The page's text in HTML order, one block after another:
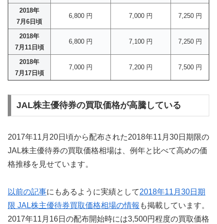
2018年
7月6日頃
6,800 円 7,000 円 7,250 円
2018年
7月11日頃
6,800 円 7,100 円 7,250 円
2018年
7月17日頃
7,000 円 7,200 円 7,500 円
JAL株主優待券の買取価格が高騰している
2017年11月20日頃から配布された2018年11月30日期限の
JAL株主優待券の買取価格相場は、例年と比べて高めの価
格推移を見せています。
以前の記事にもあるように実績として2018年11月30日期
限 JAL株主優待券買取価格相場の情報 も掲載しています。
2017年11月16日の配布開始時には3,500円程度の買取価格